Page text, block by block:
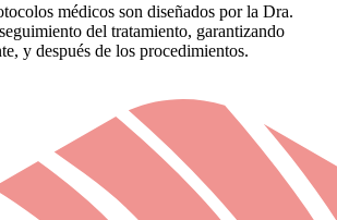
médicos son diseñados por la Dra.
del tratamiento, garantizando
y después de los procedimientos.